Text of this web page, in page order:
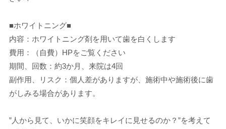
■ホワイトニング■
内容：ホワイトニング剤を用いて歯を白くします
費用：（自費）HPをご覧ください
期間、回数：約3か月、来院は4回
副作用、リスク：個人差がありますが、施術中や施術後に歯
がしみる場合があります。
”人から見て、いかに笑顔をキレイに見せるのか？”を考えて